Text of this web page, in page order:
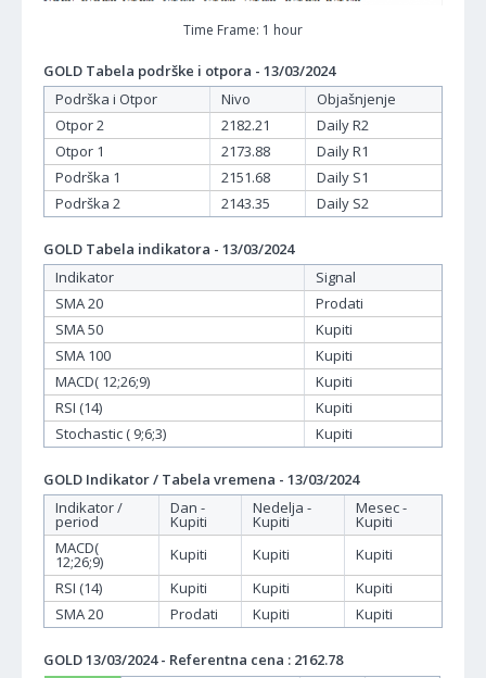
Time Frame: 1 hour
GOLD Tabela podrške i otpora - 13/03/2024
Podrška i Otpor
Nivo
Objašnjenje
Otpor 2
2182.21
Daily R2
Otpor 1
2173.88
Daily R1
Podrška 1
2151.68
Daily S1
Podrška 2
2143.35 Daily S2
GOLD Tabela indikatora - 13/03/2024
Indikator
Signal
SMA 20
Prodati
SMA 50
Kupiti
SMA 100
Kupiti
MACD( 12;26;9)
Kupiti
RSI (14)
Kupiti
Stochastic ( 9;6;3)
Kupiti
GOLD Indikator / Tabela vremena - 13/03/2024
Indikator /
period
Dan -
Kupiti
Nedelja -
Kupiti
Mesec -
Kupiti
MACD(
12;26;9) Kupiti Kupiti
Kupiti
RSI (14)
Kupiti Kupiti
Kupiti
SMA 20
Prodati Kupiti Kupiti
GOLD 13/03/2024 - Referentna cena : 2162.78